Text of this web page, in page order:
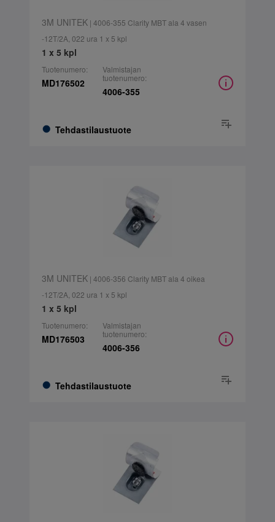
3M UNITEK| 4006-355 Clarity MBT ala 4 vasen
-12T/2A, 022 ura 1 x 5 kpl
1 x 5 kpl
Tuotenumero:
MD176502
Tehdastilaustuote
Valmistajan
tuotenumero:
4006-355
3M UNITEK| 4006-356 Clarity MBT ala 4 oikea
-12T/2A, 022 ura 1 x 5 kpl
1 x 5 kpl
Tuotenumero:
MD176503
Tehdastilaustuote
Valmistajan
tuotenumero:
4006-356